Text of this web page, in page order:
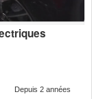
Depuis 2 années